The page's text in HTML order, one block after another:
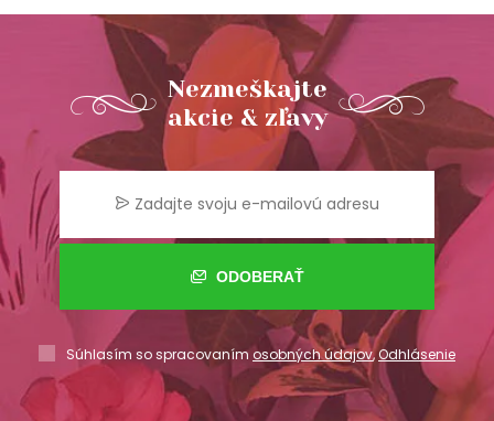
Nezmeškajte
akcie & zľavy
ODOBERAŤ
Súhlasím so spracovaním osobných údajov,Odhlásenie